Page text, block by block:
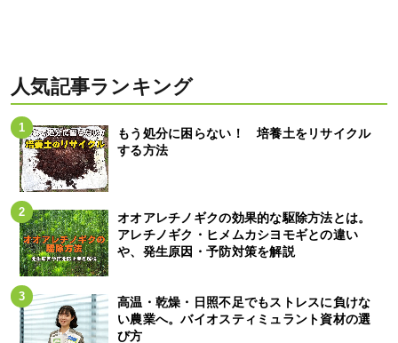
人気記事ランキング
もう処分に困らない！ 培養土をリサイクル
する方法
オオアレチノギクの効果的な駆除方法とは。
アレチノギク・ヒメムカシヨモギとの違い
や、発生原因・予防対策を解説
高温・乾燥・日照不足でもストレスに負けな
い農業へ。バイオスティミュラント資材の選
び方